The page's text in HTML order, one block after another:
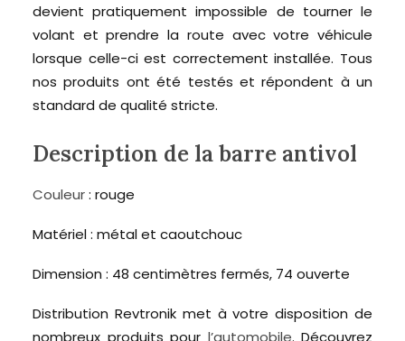
devient pratiquement impossible de tourner le
volant et prendre la route avec votre véhicule
lorsque celle-ci est correctement installée. Tous
nos produits ont été testés et répondent à un
standard de qualité stricte.
Description de la barre antivol
Couleur: rouge
Matériel : métal et caoutchouc
Dimension : 48 centimètres fermés, 74 ouverte
Distribution Revtronik met à votre disposition de
nombreux produits pour l’automobile. Découvrez